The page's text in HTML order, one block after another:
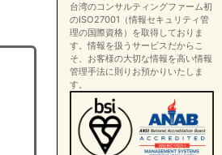
台湾のコンサルティングファーム初
のISO27001（情報セキュリティ管
理の国際資格）を取得しておりま
す。情報を扱うサービスだからこ
そ、お客様の大切な情報を高い情報
管理手法に則りお預かりいたしま
す。